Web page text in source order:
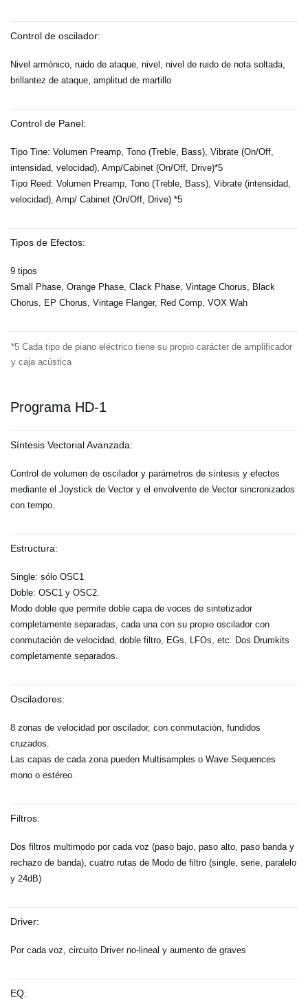
Control de oscilador:
Nivel armónico, ruido de ataque, nivel, nivel de ruido de nota soltada,
brillantez de ataque, amplitud de martillo
Control de Panel:
Tipo Tine: Volumen Preamp, Tono (Treble, Bass), Vibrate (On/Off,
intensidad, velocidad), Amp/Cabinet (On/Off, Drive)*5
Tipo Reed: Volumen Preamp, Tono (Treble, Bass), Vibrate (intensidad,
velocidad), Amp/ Cabinet (On/Off, Drive) *5
Tipos de Efectos:
9 tipos
Small Phase, Orange Phase, Clack Phase, Vintage Chorus, Black
Chorus, EP Chorus, Vintage Flanger, Red Comp, VOX Wah
*5 Cada tipo de piano eléctrico tiene su propio carácter de amplificador
y caja acústica
Programa HD-1
Síntesis Vectorial Avanzada:
Control de volumen de oscilador y parámetros de síntesis y efectos
mediante el Joystick de Vector y el envolvente de Vector sincronizados
con tempo.
Estructura:
Single: sólo OSC1
Doble: OSC1 y OSC2.
Modo doble que permite doble capa de voces de sintetizador
completamente separadas, cada una con su propio oscilador con
conmutación de velocidad, doble filtro, EGs, LFOs, etc. Dos Drumkits
completamente separados.
Osciladores:
8 zonas de velocidad por oscilador, con conmutación, fundidos
cruzados.
Las capas de cada zona pueden Multisamples o Wave Sequences
mono o estéreo.
Filtros:
Dos filtros multimodo por cada voz (paso bajo, paso alto, paso banda y
rechazo de banda), cuatro rutas de Modo de filtro (single, serie, paralelo
y 24dB)
Driver:
Por cada voz, circuito Driver no-lineal y aumento de graves
EQ: